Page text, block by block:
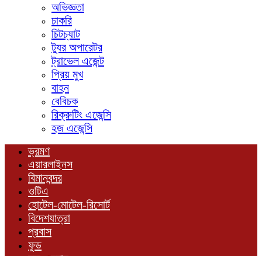
অভিজ্ঞতা
চাকরি
চিটচ্যাট
ট্যুর অপারেটর
ট্রাভেল এজেন্ট
প্রিয় মুখ
বাহন
বেবিচক
রিক্রুটিং এজেন্সি
হজ এজেন্সি
ভ্রমণ
এয়ারলাইনস
বিমানবন্দর
ওটিএ
হোটেল-মোটেল-রিসোর্ট
বিদেশযাত্রা
প্রবাস
ফুড